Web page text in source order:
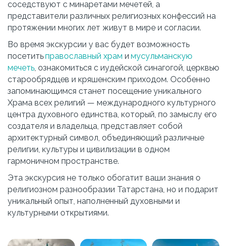
соседствуют с минаретами мечетей, а
представители различных религиозных конфессий на
протяжении многих лет живут в мире и согласии.
Во время экскурсии у вас будет возможность
посетить православный храм и мусульманскую
мечеть, ознакомиться с иудейской синагогой, церквью
старообрядцев и кряшенским приходом. Особенно
запоминающимся станет посещение уникального
Храма всех религий — международного культурного
центра духовного единства, который, по замыслу его
создателя и владельца, представляет собой
архитектурный символ, объединяющий различные
религии, культуры и цивилизации в одном
гармоничном пространстве.
Эта экскурсия не только обогатит ваши знания о
религиозном разнообразии Татарстана, но и подарит
уникальный опыт, наполненный духовными и
культурными открытиями.